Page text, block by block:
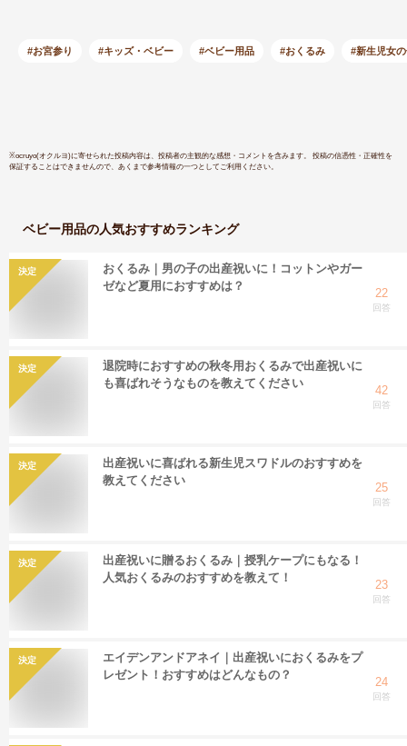
ベビー 冬 秋 春 女の
ったか
夏 秋 冬
#お宮参り #キッズ・ベビー #ベビー用品 #おくるみ #新生児女
※ocruyo(オクルヨ)に寄せられた投稿内容は、投稿者の主観的な感想・コメントを含みます。 投稿の信憑性・正確性を
保証することはできませんので、あくまで参考情報の一つとしてご利用ください。
ベビー用品の人気おすすめランキング
決定
おくるみ｜男の子の出産祝いに！コットンやガー
ゼなど夏用におすすめは？
22
回答
決定
退院時におすすめの秋冬用おくるみで出産祝いに
も喜ばれそうなものを教えてください
42
回答
決定
出産祝いに喜ばれる新生児スワドルのおすすめを
教えてください
25
回答
決定
出産祝いに贈るおくるみ｜授乳ケープにもなる！
人気おくるみのおすすめを教えて！
23
回答
決定
エイデンアンドアネイ｜出産祝いにおくるみをプ
レゼント！おすすめはどんなもの？
24
回答